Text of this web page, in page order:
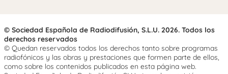
© Sociedad Española de Radiodifusión, S.L.U. 2026. Todos los
derechos reservados
© Quedan reservados todos los derechos tanto sobre programas
radiofónicos y las obras y prestaciones que formen parte de ellos,
como sobre los contenidos publicados en esta página web.